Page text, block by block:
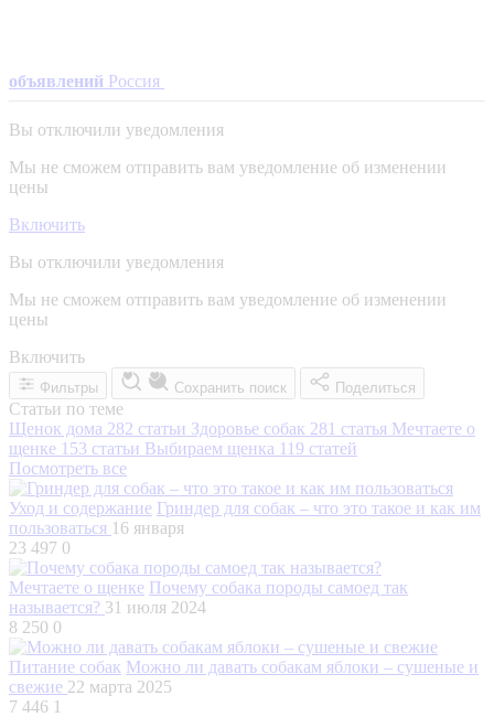
объявлений Россия
Вы отключили уведомления
Мы не сможем отправить вам уведомление об изменении
цены
Включить
Вы отключили уведомления
Мы не сможем отправить вам уведомление об изменении
цены
Включить
Фильтры Сохранить поиск Поделиться
Статьи по теме
Щенок дома 282 статьи Здоровье собак 281 статья Мечтаете о
щенке 153 статьи Выбираем щенка 119 статей
Посмотреть все
Уход и содержание Гриндер для собак – что это такое и как им
пользоваться 16 января
23 497 0
Мечтаете о щенке Почему собака породы самоед так
называется? 31 июля 2024
8 250 0
Питание собак Можно ли давать собакам яблоки – сушеные и
свежие 22 марта 2025
7 446 1